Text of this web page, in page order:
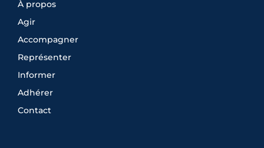
À propos
Agir
Accompagner
Représenter
Informer
Adhérer
Contact